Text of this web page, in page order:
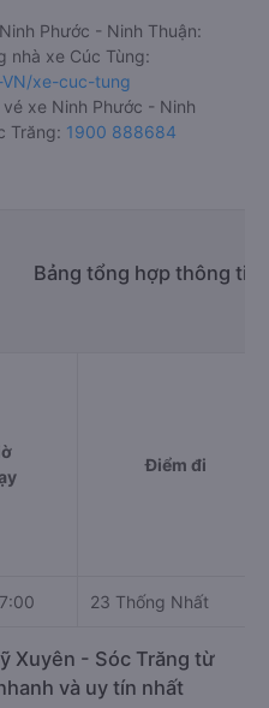
Phước - Ninh Thuận:
nhà xe Cúc Tùng:
xe-cuc-tung
xe Ninh Phước - Ninh
Trăng: 1900 888684
Bảng tổng hợp thông tin
Điểm đi
23 Thống Nhất
Xuyên - Sóc Trăng từ
và uy tín nhất